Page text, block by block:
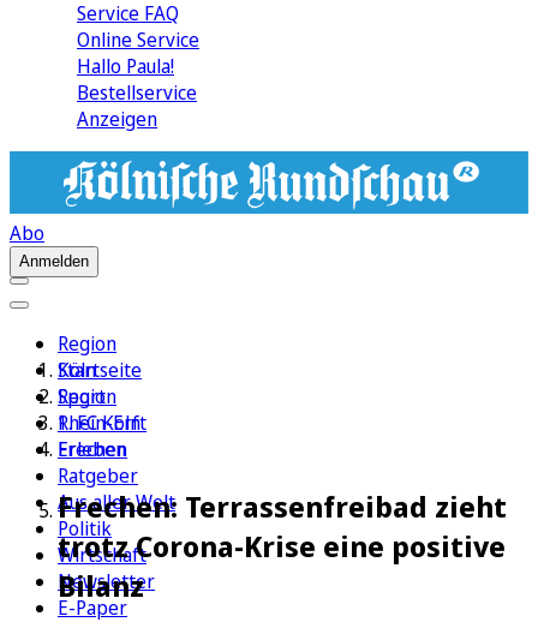
Service FAQ
Online Service
Hallo Paula!
Bestellservice
Anzeigen
Abo
Anmelden
Region
Köln
Sport
1. FC Köln
Erleben
Ratgeber
Aus aller Welt
Politik
Wirtschaft
Newsletter
E-Paper
Startseite
Region
Rhein-Erft
Frechen
Frechen: Terrassenfreibad zieht
trotz Corona-Krise eine positive
Bilanz